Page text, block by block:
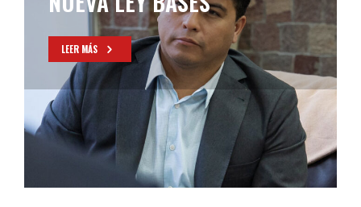
LEER MÁS